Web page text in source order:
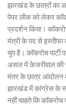
झारखंड के छात्रों का
पेपर लीक को लेकर
प्रदर्शन किया।
मंत्री के पद से इस्तीफा
चुप है। कॉकरोच पार्टी
असल में केजरीवाल की
मंतर के छात्र आंदोलन
झारखंड में कांग्रेस के
नहीं चाहते कि